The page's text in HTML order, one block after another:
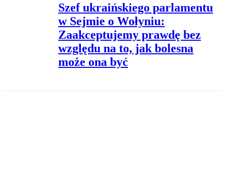
Szef ukraińskiego parlamentu
w Sejmie o Wołyniu:
Zaakceptujemy prawdę bez
względu na to, jak bolesna
może ona być